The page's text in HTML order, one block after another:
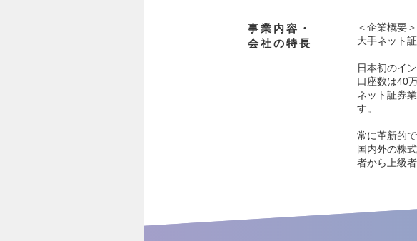
事業内容・
会社の特長
＜企業概要＞
大手ネット
日本初のイ
口座数は40
ネット証券
す。
常に革新的
国内外の株
者から上級